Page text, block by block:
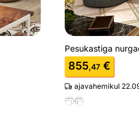
Pesukastiga
855,47 €
ajavahemikul